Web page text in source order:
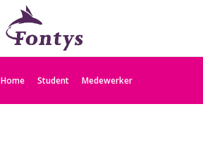
Home Student Medewerker